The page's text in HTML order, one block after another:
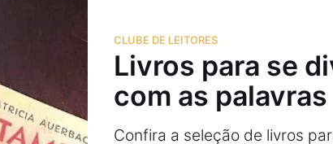
CLUBE DE LEITORES
Livros para se
com as palavras
Confira a seleção de livros